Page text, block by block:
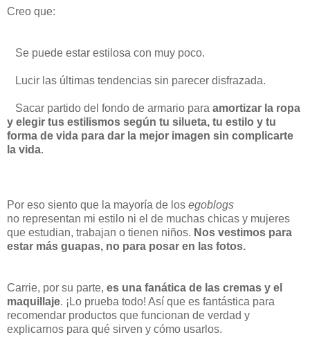
Creo que:
Se puede estar estilosa con muy poco.
Lucir las últimas tendencias sin parecer disfrazada.
Sacar partido del fondo de armario para amortizar la ropa
y elegir tus estilismos según tu silueta, tu estilo y tu
forma de vida para dar la mejor imagen sin complicarte
la vida.
Por eso siento que la mayoría de los egoblogs
no representan mi estilo ni el de muchas chicas y mujeres
que estudian, trabajan o tienen niños. Nos vestimos para
estar más guapas, no para posar en las fotos.
Carrie, por su parte, es una fanática de las cremas y el
maquillaje. ¡Lo prueba todo! Así que es fantástica para
recomendar productos que funcionan de verdad y
explicarnos para qué sirven y cómo usarlos.